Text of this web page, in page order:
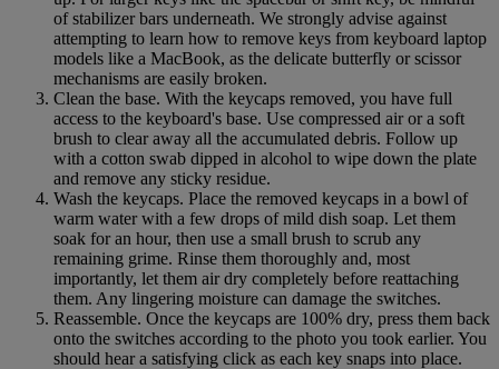
of stabilizer bars underneath. We strongly advise against
attempting to learn how to remove keys from keyboard laptop
models like a MacBook, as the delicate butterfly or scissor
mechanisms are easily broken.
Clean the base. With the keycaps removed, you have full
access to the keyboard's base. Use compressed air or a soft
brush to clear away all the accumulated debris. Follow up
with a cotton swab dipped in alcohol to wipe down the plate
and remove any sticky residue.
Wash the keycaps. Place the removed keycaps in a bowl of
warm water with a few drops of mild dish soap. Let them
soak for an hour, then use a small brush to scrub any
remaining grime. Rinse them thoroughly and, most
importantly, let them air dry completely before reattaching
them. Any lingering moisture can damage the switches.
Reassemble. Once the keycaps are 100% dry, press them back
onto the switches according to the photo you took earlier. You
should hear a satisfying click as each key snaps into place.